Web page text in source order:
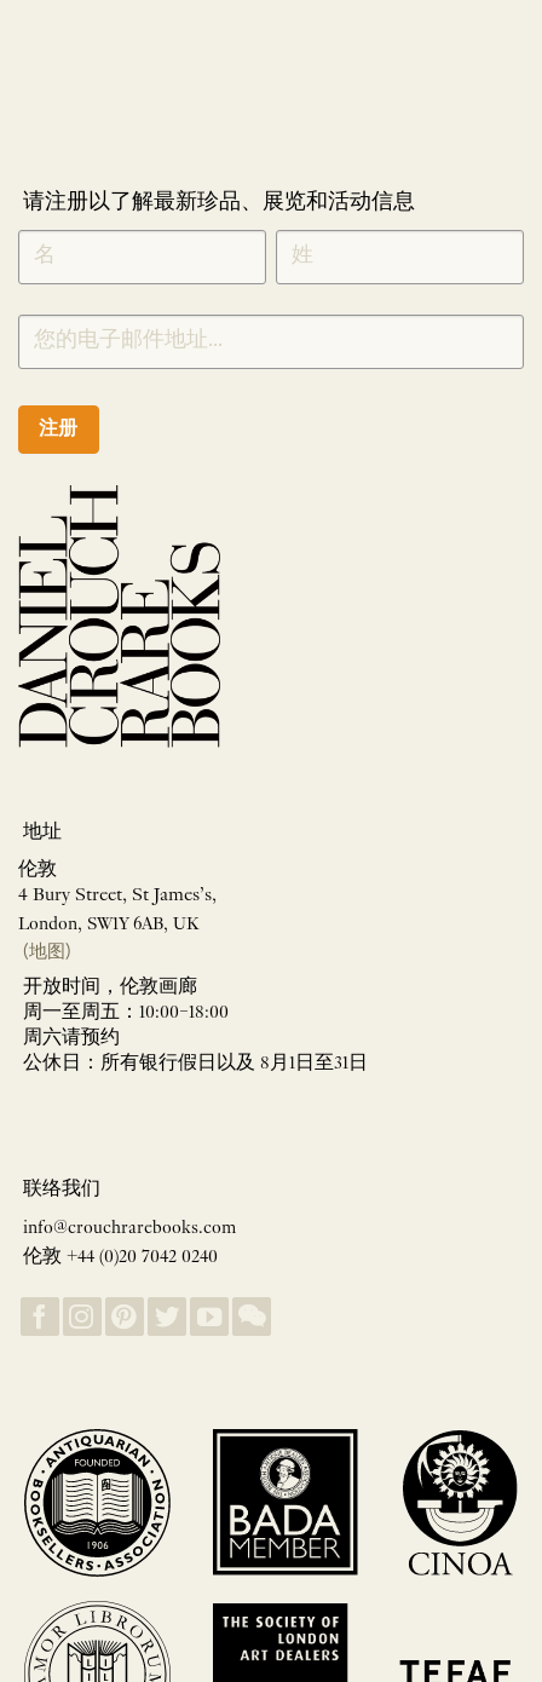
请注册以了解最新珍品、展览和活动信息
NEWLETTER
SIGNUP
CHINESE
*
注册
地址
伦敦
4 Bury Street, St James’s,
London, SW1Y 6AB, UK
(地图)
开放时间，伦敦画廊
周一至周五：10:00–18:00
周六请预约
公休日：所有银行假日以及 8月1日至31日
联络我们
info@crouchrarebooks.com
伦敦 +44 (0)20 7042 0240